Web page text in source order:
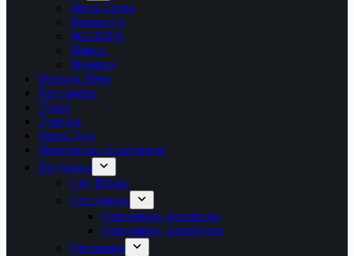
Коста Брава
Валенсија
МАЛАГА
Ибица
Мајорка
Италија Лето
Крстарења
Тунис
Турција
Црна Гора
Лазаревски Апартмани
Патувања
City Breaks
Септември
Септември Авионски
Септември Автобуски
Октомври